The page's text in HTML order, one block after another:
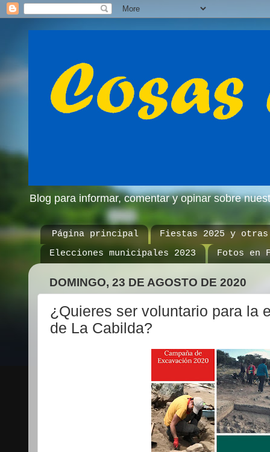
Blog para informar, comentar y opinar sobre
Página principal
Fiestas 2025 y otras
Elecciones municipales 2023
Fotos en
DOMINGO, 23 DE AGOSTO DE 2020
¿Quieres ser voluntario para la
de La Cabilda?